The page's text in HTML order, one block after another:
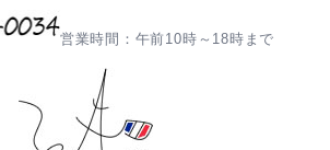
営業時間：午前10時～18時まで